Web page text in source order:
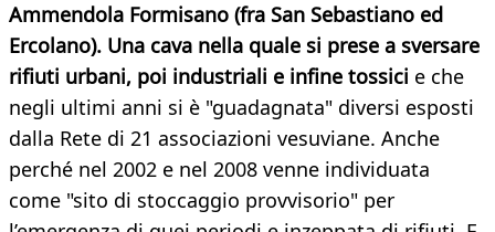
Ammendola Formisano (fra San Sebastiano ed
Ercolano). Una cava nella quale si prese a sversare
rifiuti urbani, poi industriali e infine tossici e che
negli ultimi anni si è "guadagnata" diversi esposti
dalla Rete di 21 associazioni vesuviane. Anche
perché nel 2002 e nel 2008 venne individuata
come "sito di stoccaggio provvisorio" per